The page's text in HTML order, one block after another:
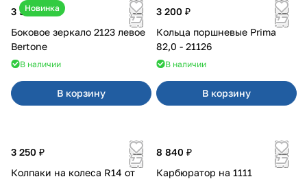
Новинка
3 500 ₽
Боковое зеркало 2123 левое
Bertone
В наличии
В корзину
3 200 ₽
Кольца поршневые Prima
82,0 - 21126
В наличии
В корзину
3 250 ₽
Колпаки на колеса R14 от
8 840 ₽
Карбюратор на 1111